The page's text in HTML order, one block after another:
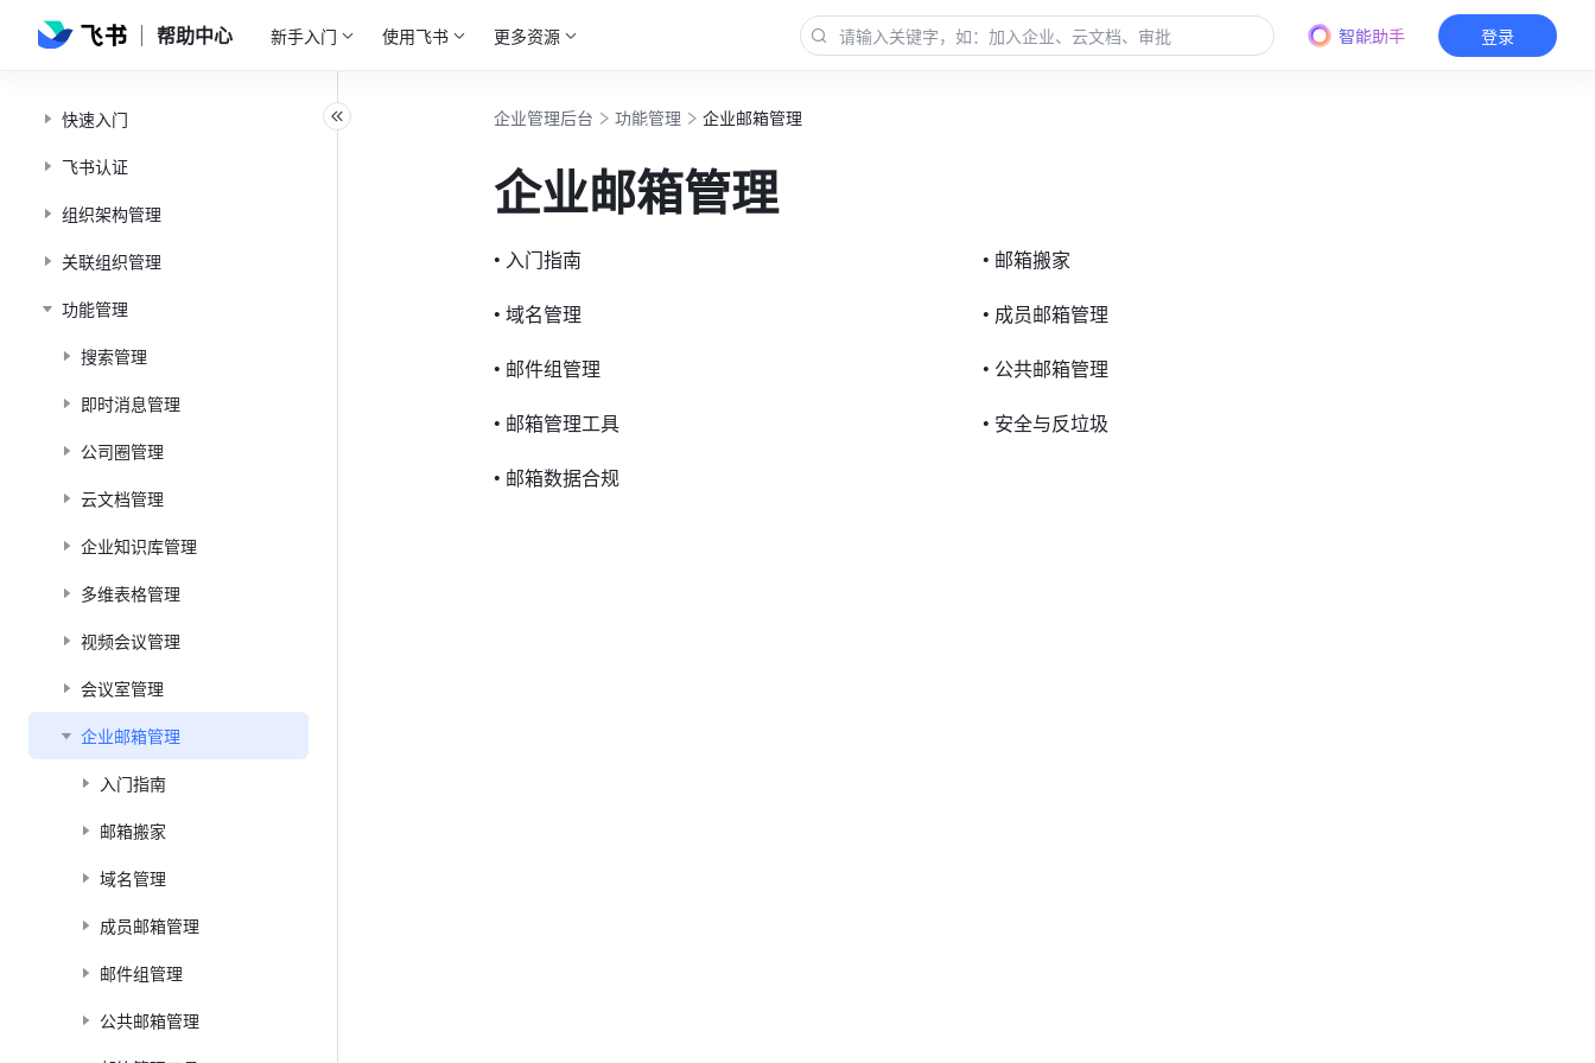
帮助中心 新手入门 使用飞书 更多资源 智能助手 登录
快速入门
飞书认证
组织架构管理
关联组织管理
功能管理
搜索管理
即时消息管理
公司圈管理
云文档管理
企业知识库管理
多维表格管理
视频会议管理
会议室管理
企业邮箱管理
入门指南
邮箱搬家
域名管理
成员邮箱管理
邮件组管理
公共邮箱管理
企业管理后台 功能管理 企业邮箱管理
企业邮箱管理
• 入门指南
• 邮箱搬家
• 域名管理
• 成员邮箱管理
• 邮件组管理
• 公共邮箱管理
• 邮箱管理工具
• 安全与反垃圾
• 邮箱数据合规